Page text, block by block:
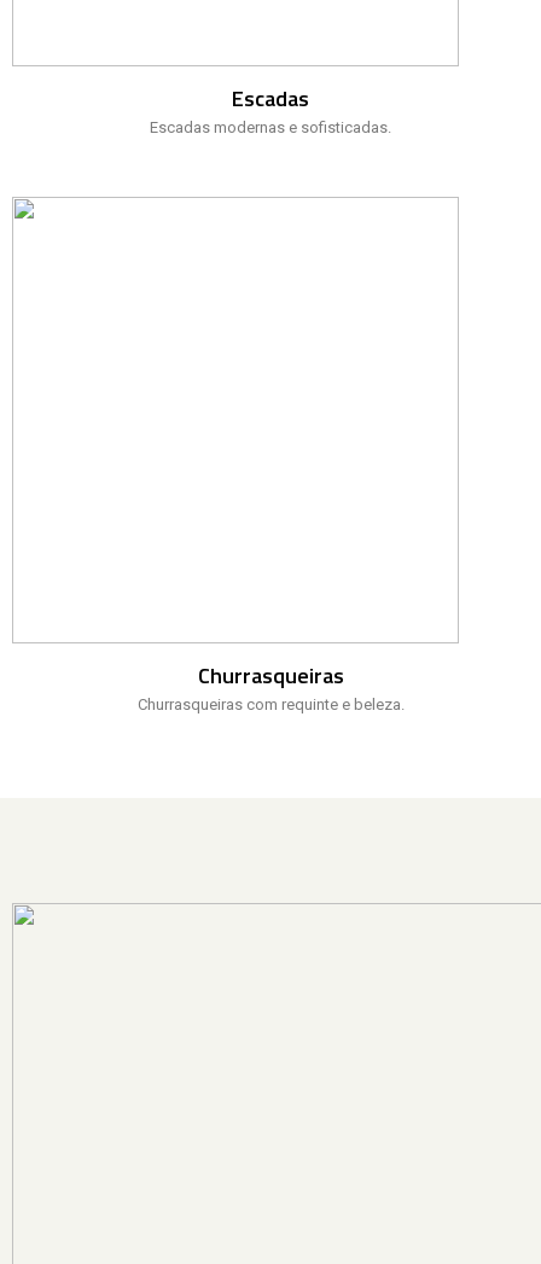
Escadas
Escadas modernas e sofisticadas.
Churrasqueiras
Churrasqueiras com requinte e beleza.